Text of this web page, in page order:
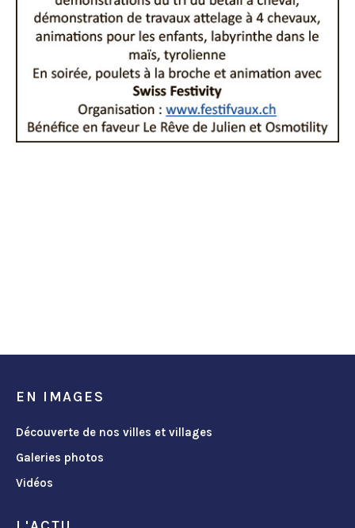
EN IMAGES
Découverte de nos villes et villages
Galeries photos
Vidéos